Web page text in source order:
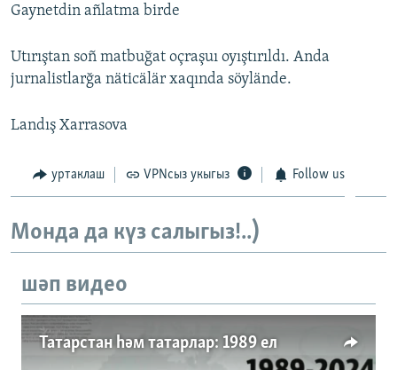
Gaynetdin añlatma birde
Utırıştan soñ matbuğat oçraşuı oyıştırıldı. Anda
jurnalistlarğa näticälär xaqında söylände.
Landış Xarrasova
уртаклаш VPNсыз укыгыз Follow us
Монда да күз салыгыз!..)
шәп видео
Татарстан һәм татарлар: 1989 ел